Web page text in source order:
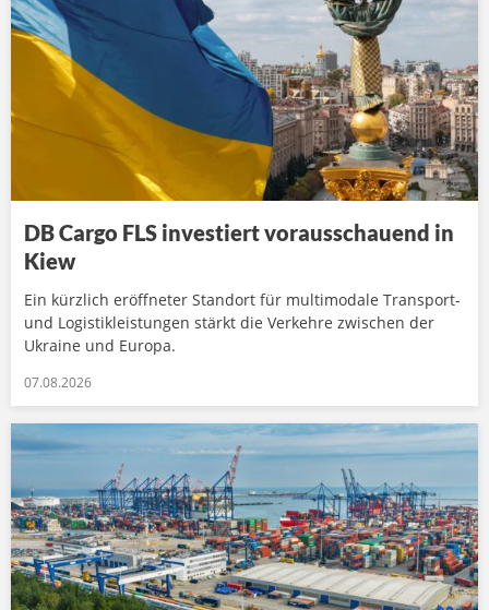
DB Cargo FLS investiert vorausschauend in
Kiew
Ein kürzlich eröffneter Standort für multimodale Transport-
und Logistikleistungen stärkt die Verkehre zwischen der
Ukraine und Europa.
07.08.2026